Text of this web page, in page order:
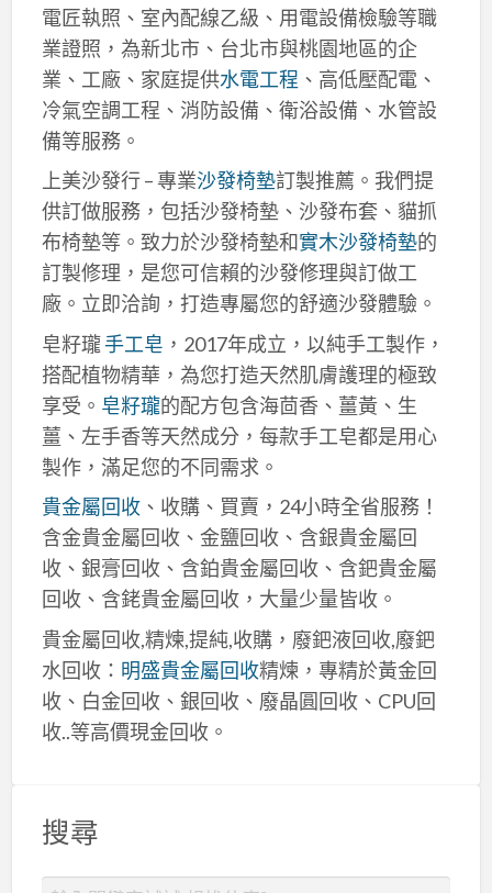
電匠執照、室內配線乙級、用電設備檢驗等職
業證照，為新北市、台北市與桃園地區的企
業、工廠、家庭提供水電工程 、高低壓配電、
冷氣空調工程、消防設備、衛浴設備、水管設
備等服務。
上美沙發行 – 專業沙發椅墊訂製推薦。我們提
供訂做服務，包括沙發椅墊、沙發布套、貓抓
布椅墊等。致力於沙發椅墊和實木沙發椅墊的
訂製修理，是您可信賴的沙發修理與訂做工
廠。立即洽詢，打造專屬您的舒適沙發體驗。
皂籽瓏手工皂 ，2017年成立，以純手工製作，
搭配植物精華，為您打造天然肌膚護理的極致
享受。 皂籽瓏的配方包含海茴香、薑黃、生
薑、左手香等天然成分，每款手工皂都是用心
製作，滿足您的不同需求。
貴金屬回收、收購、買賣，24小時全省服務！
含金貴金屬回收、金鹽回收、含銀貴金屬回
收、銀膏回收、含鉑貴金屬回收、含鈀貴金屬
回收、含銠貴金屬回收，大量少量皆收。
貴金屬回收,精煉,提純,收購，廢鈀液回收,廢鈀
水回收： 明盛貴金屬回收精煉，專精於黃金回
收、白金回收、銀回收、廢晶圓回收、CPU回
收..等高價現金回收。
搜尋